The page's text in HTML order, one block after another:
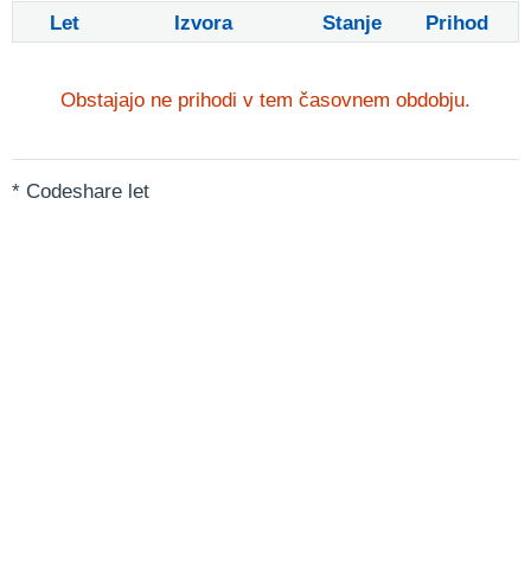
Let Izvora Stanje Prihod
Obstajajo ne prihodi v tem časovnem obdobju.
* Codeshare let